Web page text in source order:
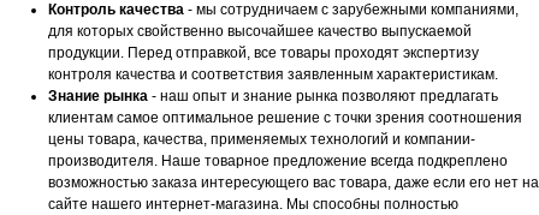
Контроль качества - мы сотрудничаем с зарубежными компаниями,
для которых свойственно высочайшее качество выпускаемой
продукции. Перед отправкой, все товары проходят экспертизу
контроля качества и соответствия заявленным характеристикам.
Знание рынка - наш опыт и знание рынка позволяют предлагать
клиентам самое оптимальное решение с точки зрения соотношения
цены товара, качества, применяемых технологий и компании-
производителя. Наше товарное предложение всегда подкреплено
возможностью заказа интересующего вас товара, даже если его нет на
сайте нашего интернет-магазина. Мы способны полностью